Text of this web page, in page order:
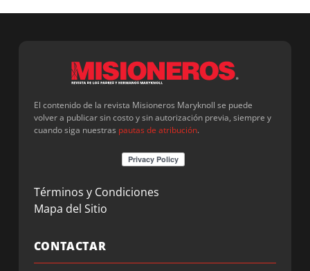
El contenido de la revista Misioneros Maryknoll se puede
volver a publicar sin costo y sin autorización previa, siempre y
cuando siga nuestras pautas de atribución.
Términos y Condiciones
Mapa del Sitio
CONTACTAR